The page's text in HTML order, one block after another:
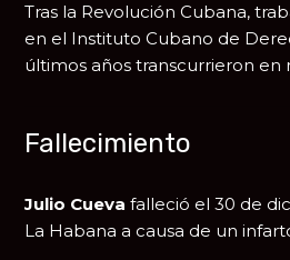
Tras la Revolución Cubana,
en el Instituto Cubano de
últimos años transcurrieron en
Fallecimiento
Julio Cueva falleció el 30 de
La Habana a causa de un